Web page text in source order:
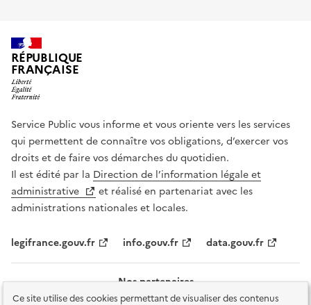
Ce site utilise des cookies permettant de visualiser des contenus
RÉPUBLIQUE
FRANÇAISE
Service Public vous informe et vous oriente vers les services
qui permettent de connaître vos obligations, d’exercer vos
droits et de faire vos démarches du quotidien.
Il est édité par la Direction de l’information légale et
administrative
et réalisé en partenariat avec les
administrations nationales et locales.
legifrance.gouv.fr info.gouv.fr data.gouv.fr
Nos partenaires